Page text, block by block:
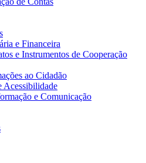
e Financeira
e Instrumentos de Cooperação
ao Cidadão
Acessibilidade
e Comunicação